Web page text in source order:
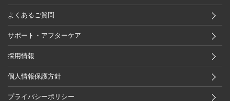
よくあるご質問
サポート・アフターケア
採用情報
個人情報保護方針
プライバシーポリシー